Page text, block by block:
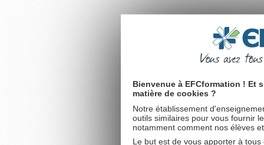
Bienvenue à EFCformation ! Et
matière de cookies ?
Notre établissement
outils similaires pour vous fournir
notamment comment nos élèves
Le but est de vous apporter à